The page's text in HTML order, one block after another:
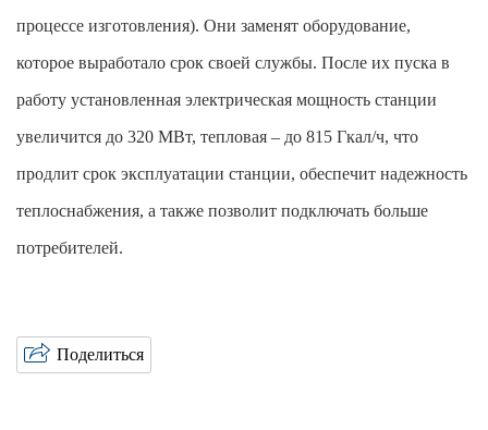
процессе изготовления). Они заменят оборудование,
которое выработало срок своей службы. После их пуска в
работу установленная электрическая мощность станции
увеличится до 320 МВт, тепловая – до 815 Гкал/ч, что
продлит срок эксплуатации станции, обеспечит надежность
теплоснабжения, а также позволит подключать больше
потребителей.
Поделиться